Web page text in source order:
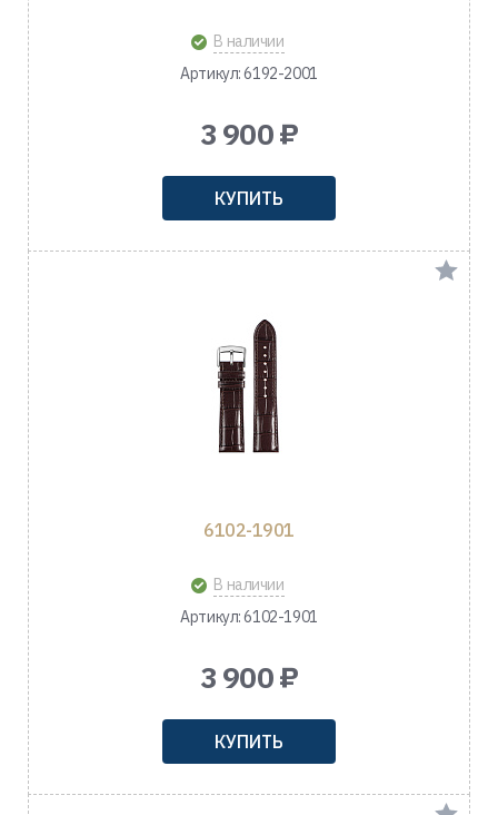
В наличии
Артикул: 6192-2001
3 900 ₽
КУПИТЬ
6102-1901
В наличии
Артикул: 6102-1901
3 900 ₽
КУПИТЬ